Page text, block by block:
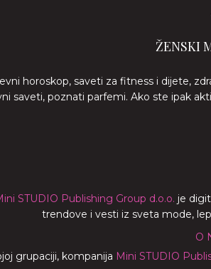
ŽENSKI
horoskop, saveti za fitness i dijete,
saveti, poznati parfemi. Ako ste ipak
STUDIO Publishing Group d.o.o. je
trendove i vesti iz sveta mode,
O
grupaciji, kompanija Mini STUDIO